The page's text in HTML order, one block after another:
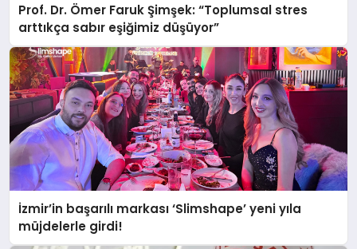
Prof. Dr. Ömer Faruk Şimşek: “Toplumsal stres
arttıkça sabır eşiğimiz düşüyor”
İzmir’in başarılı markası ‘Slimshape’ yeni yıla
müjdelerle girdi!